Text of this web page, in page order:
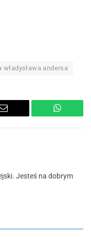
władysława andersa
Email
Jesteś na dobrym